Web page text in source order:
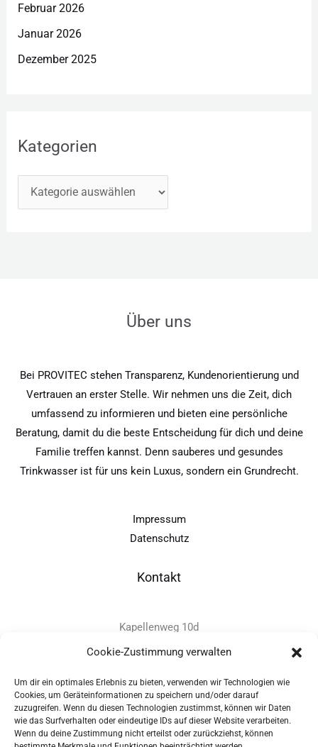
Cookie-Zustimmung verwalten
Um dir ein optimales Erlebnis zu bieten, verwenden wir Technologien wie
Cookies, um Geräteinformationen zu speichern und/oder darauf
zuzugreifen. Wenn du diesen Technologien zustimmst, können wir Daten
wie das Surfverhalten oder eindeutige IDs auf dieser Website verarbeiten.
Wenn du deine Zustimmung nicht erteilst oder zurückziehst, können
Februar 2026
Januar 2026
Dezember 2025
Kategorien
Über uns
Bei PROVITEC stehen Transparenz, Kundenorientierung und
Vertrauen an erster Stelle. Wir nehmen uns die Zeit, dich
umfassend zu informieren und bieten eine persönliche
Beratung, damit du die beste Entscheidung für dich und deine
Familie treffen kannst. Denn sauberes und gesundes
Trinkwasser ist für uns kein Luxus, sondern ein Grundrecht.
Impressum
Datenschutz
Kontakt
Kapellenweg 10d
D-94575 Windorf
+49 - (0)8546 - 97 39 0
info@provitec.de
www.provitec.com